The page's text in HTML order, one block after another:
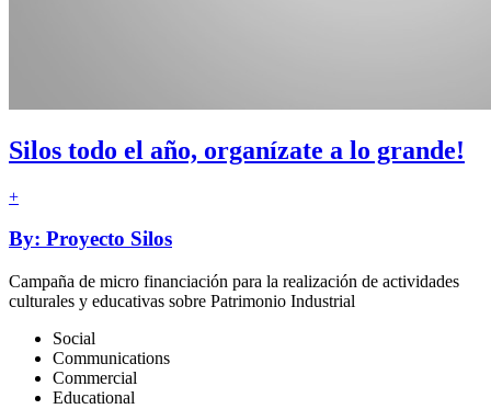
Silos todo el año, organízate a lo grande!
+
By: Proyecto Silos
Campaña de micro financiación para la realización de actividades
culturales y educativas sobre Patrimonio Industrial
Social
Communications
Commercial
Educational